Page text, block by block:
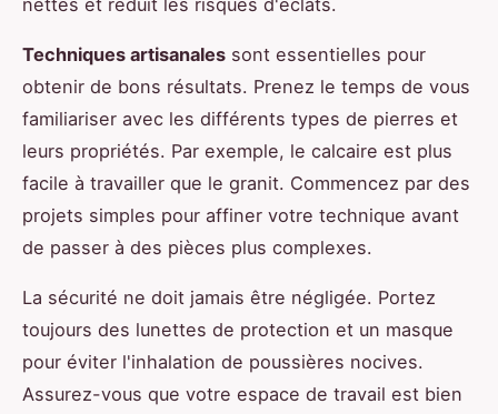
nettes et réduit les risques d'éclats.
Techniques artisanales sont essentielles pour
obtenir de bons résultats. Prenez le temps de vous
familiariser avec les différents types de pierres et
leurs propriétés. Par exemple, le calcaire est plus
facile à travailler que le granit. Commencez par des
projets simples pour affiner votre technique avant
de passer à des pièces plus complexes.
La sécurité ne doit jamais être négligée. Portez
toujours des lunettes de protection et un masque
pour éviter l'inhalation de poussières nocives.
Assurez-vous que votre espace de travail est bien